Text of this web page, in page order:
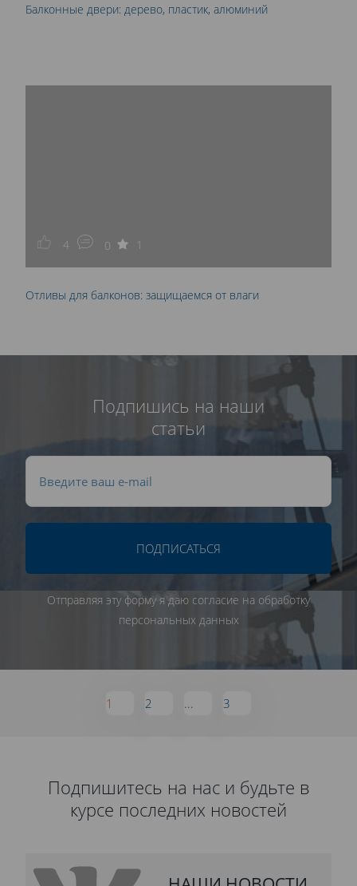
Балконные двери: дерево, пластик, алюминий
4 0 1
Отливы для балконов: защищаемся от влаги
Подпишись на наши
статьи
ПОДПИСАТЬСЯ
Отправляя эту форму я даю согласие на обработку
персональных данных
1 2 ... 3
Подпишитесь на нас и будьте в
курсе последних новостей